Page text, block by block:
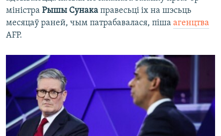
міністра Рышы Сунака правесьці іх на шэсьць
месяцаў раней, чым патрабавалася, піша агенцтва
AFP.